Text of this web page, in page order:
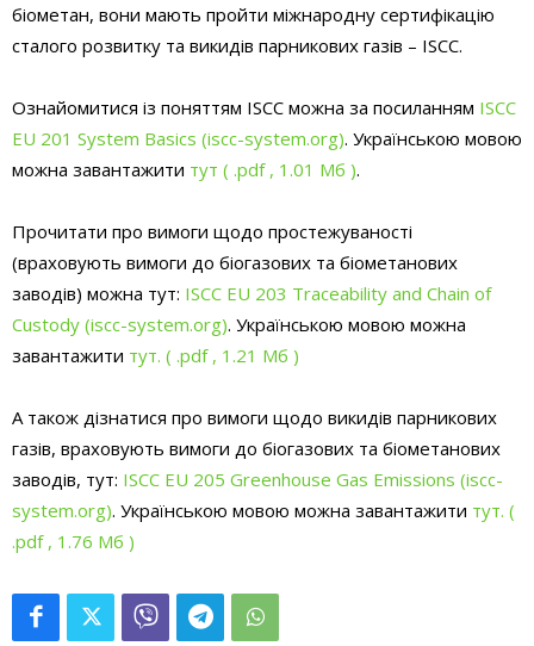
біометан, вони мають пройти міжнародну сертифікацію
сталого розвитку та викидів парникових газів – ISCC.
Ознайомитися із поняттям ISCC можна за посиланням ISCC
EU 201 System Basics (iscc-system.org). Українською мовою
можна завантажити тут ( .pdf , 1.01 Мб ).
Прочитати про вимоги щодо простежуваності
(враховують вимоги до біогазових та біометанових
заводів) можна тут: ISCC EU 203 Traceability and Chain of
Custody (iscc-system.org). Українською мовою можна
завантажити тут. ( .pdf , 1.21 Мб )
А також дізнатися про вимоги щодо викидів парникових
газів, враховують вимоги до біогазових та біометанових
заводів, тут: ISCC EU 205 Greenhouse Gas Emissions (iscc-
system.org). Українською мовою можна завантажити тут. (
.pdf , 1.76 Мб )